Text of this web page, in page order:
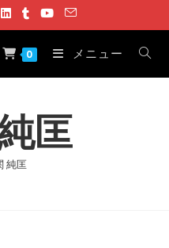
0 メニュー
匡
純匡